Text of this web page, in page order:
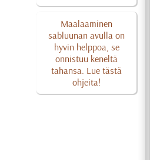
Maalaaminen
sabluunan avulla on
hyvin helppoa, se
onnistuu keneltä
tahansa. Lue tästä
ohjeita!